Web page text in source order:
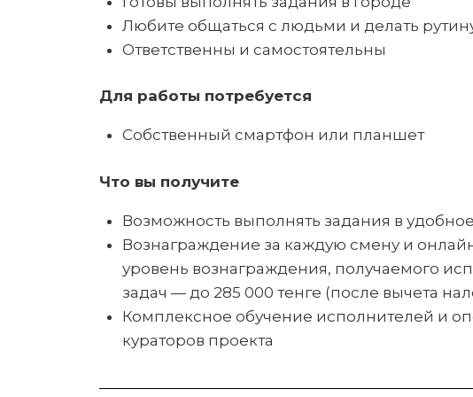
Любите общаться с людьми и делать
Ответственны и самостоятельны
Для работы потребуется
Собственный смартфон или планшет
Что вы получите
Возможность выполнять задания в
Вознаграждение за каждую смену и
уровень вознаграждения, получаемого
задач — до 285 000 тенге (после вычета
Комплексное обучение исполнителей и
кураторов проекта